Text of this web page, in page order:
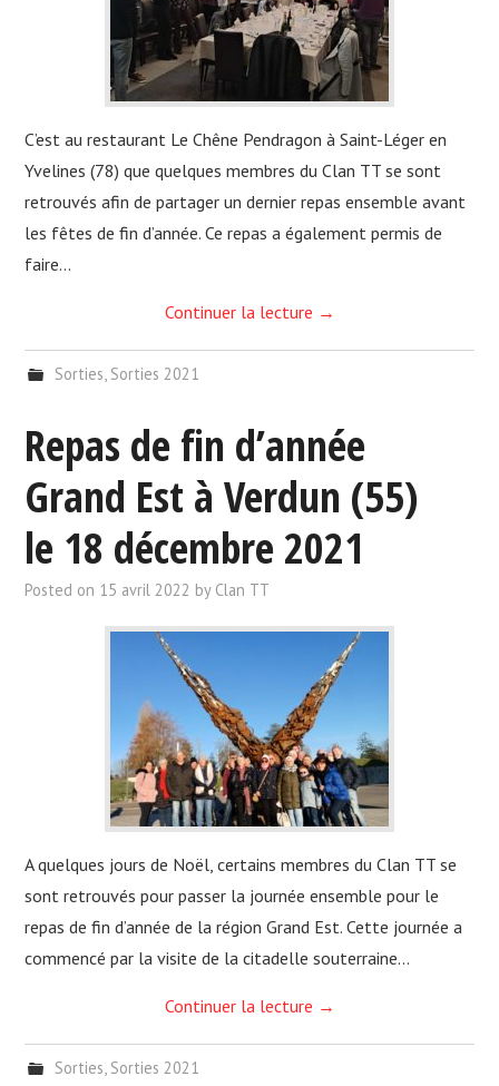
C’est au restaurant Le Chêne Pendragon à Saint-Léger en
Yvelines (78) que quelques membres du Clan TT se sont
retrouvés afin de partager un dernier repas ensemble avant
les fêtes de fin d’année. Ce repas a également permis de
faire…
Continuer la lecture →
Sorties, Sorties 2021
Repas de fin d’année
Grand Est à Verdun (55)
le 18 décembre 2021
Posted on 15 avril 2022 by Clan TT
A quelques jours de Noël, certains membres du Clan TT se
sont retrouvés pour passer la journée ensemble pour le
repas de fin d’année de la région Grand Est. Cette journée a
commencé par la visite de la citadelle souterraine…
Continuer la lecture →
Sorties, Sorties 2021